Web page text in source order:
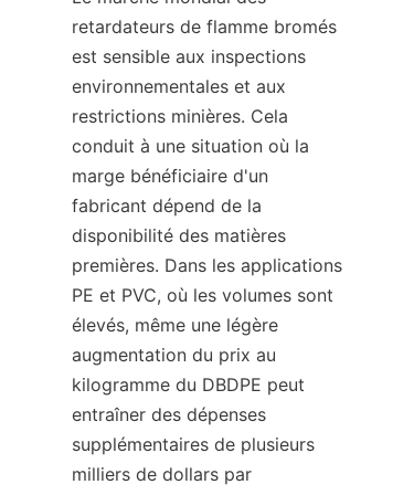
retardateurs de flamme bromés
est sensible aux inspections
environnementales et aux
restrictions minières. Cela
conduit à une situation où la
marge bénéficiaire d'un
fabricant dépend de la
disponibilité des matières
premières. Dans les applications
PE et PVC, où les volumes sont
élevés, même une légère
augmentation du prix au
kilogramme du DBDPE peut
entraîner des dépenses
supplémentaires de plusieurs
milliers de dollars par